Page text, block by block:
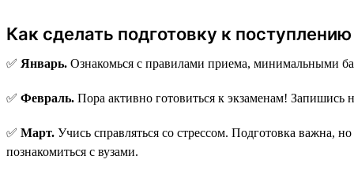
Как сделать подготовку к
✅ Январь. Ознакомься с правилами приема, минимальными
✅ Февраль. Пора активно готовиться к экзаменам! Запишись
✅ Март. Учись справляться со стрессом. Подготовка важна,
познакомиться с вузами.